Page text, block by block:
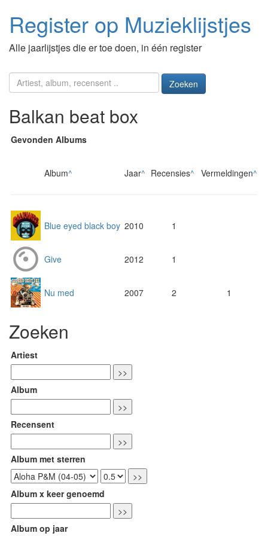
Register op Muzieklijstjes
Alle jaarlijstjes die er toe doen, in één register
Zoeken
Balkan beat box
Gevonden Albums
Album^ Jaar^ Recensies^ Vermeldingen^
Blue eyed black boy 2010 1
Give 2012 1
Nu med 2007 2 1
Zoeken
Artiest
Album
Recensent
Album met sterren
Album x keer genoemd
Album op jaar